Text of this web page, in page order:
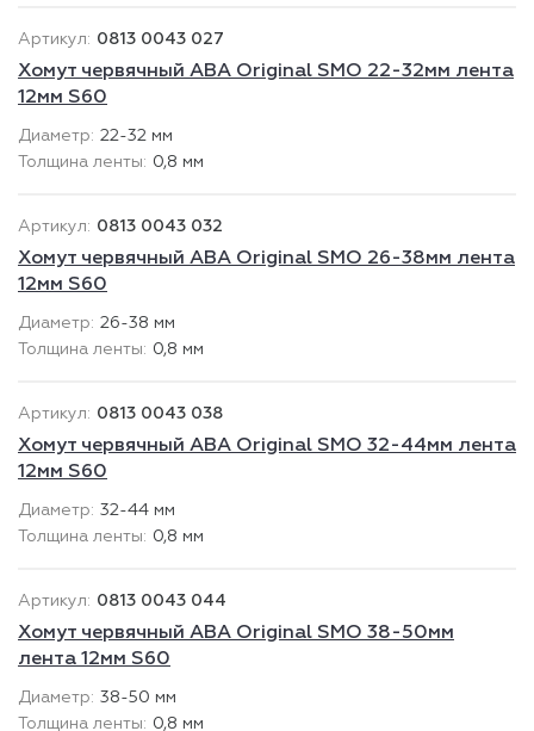
0813 0043 027
Хомут червячный ABA Original SMO 22-32мм лента
12мм S60
22-32 мм
0,8 мм
0813 0043 032
Хомут червячный ABA Original SMO 26-38мм лента
12мм S60
26-38 мм
0,8 мм
0813 0043 038
Хомут червячный ABA Original SMO 32-44мм лента
12мм S60
32-44 мм
0,8 мм
0813 0043 044
Хомут червячный ABA Original SMO 38-50мм
лента 12мм S60
38-50 мм
0,8 мм